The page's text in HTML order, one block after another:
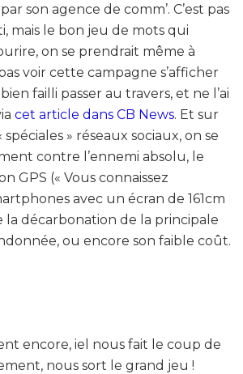
son agence de comm’. C’est pas
mais le bon jeu de mots qui
on se prendrait même à
voir cette campagne s’afficher
failli passer au travers, et ne l’ai
cet article dans CB News. Et sur
spéciales » réseaux sociaux, on se
contre l’ennemi absolu, le
GPS (« Vous connaissez
avec un écran de 161cm
la décarbonation de la principale
ou encore son faible coût.
encore, iel nous fait le coup de
nous sort le grand jeu !